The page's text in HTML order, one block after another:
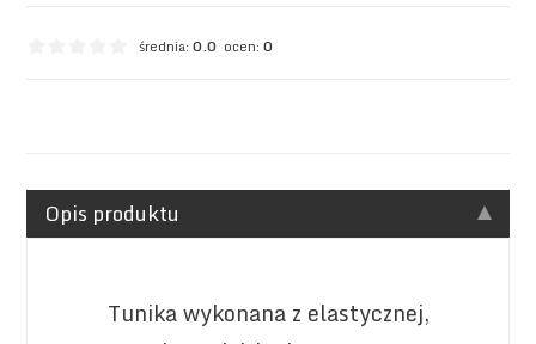
średnia:0.0 ocen:0
Opis produktu
Tunika wykonana z elastycznej,